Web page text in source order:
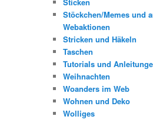
Sticken
Stöckchen/Memes und
Webaktionen
Stricken und Häkeln
Taschen
Tutorials und
Weihnachten
Woanders im Web
Wohnen und Deko
Wolliges